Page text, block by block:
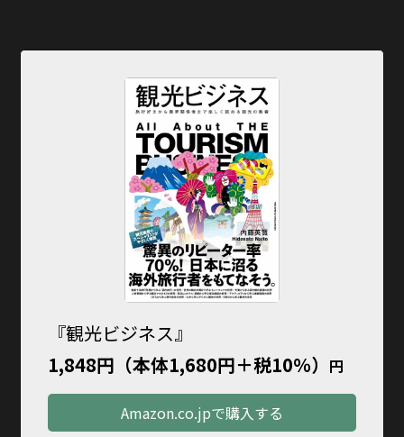
『観光ビジネス』
1,848円（本体1,680円＋税10％） 円
Amazon.co.jpで購入する